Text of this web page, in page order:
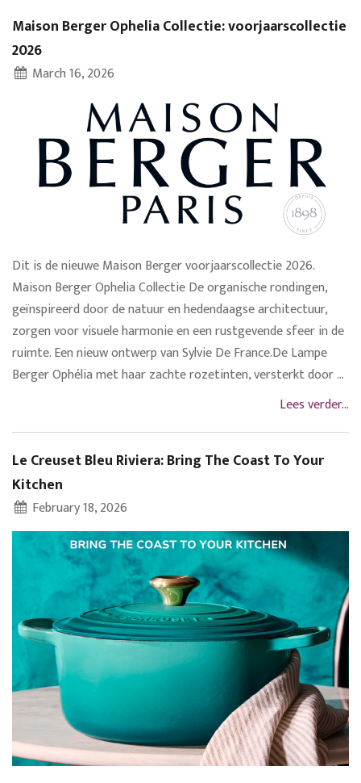
Maison Berger Ophelia Collectie: voorjaarscollectie
2026
March 16, 2026
Dit is de nieuwe Maison Berger voorjaarscollectie 2026.
Maison Berger Ophelia Collectie De organische rondingen,
geïnspireerd door de natuur en hedendaagse architectuur,
zorgen voor visuele harmonie en een rustgevende sfeer in de
ruimte. Een nieuw ontwerp van Sylvie De France.De Lampe
Berger Ophélia met haar zachte rozetinten, versterkt door ...
Lees verder...
Le Creuset Bleu Riviera: Bring The Coast To Your
Kitchen
February 18, 2026